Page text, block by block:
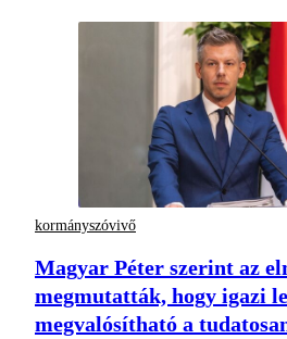
kormányszóvivő
Magyar Péter szerint az
megmutatták, hogy igazi
megvalósítható a